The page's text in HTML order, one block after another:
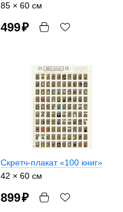
85 × 60 см
499₽
Скретч-плакат «100 книг»
42 × 60 см
899₽